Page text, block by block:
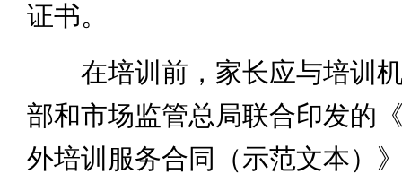
证书。
在培训前，家长应与培训机
部和市场监管总局联合印发的
外培训服务合同（示范文本）